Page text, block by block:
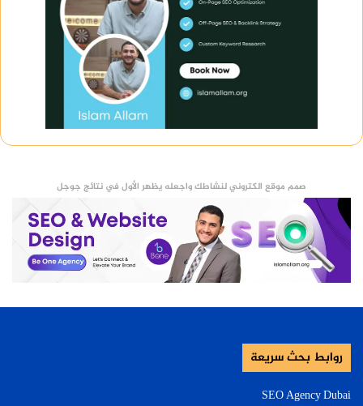
صمم موقع الكتروني لنشاطك واجعله يظهر الأول في نتائج جوجل
روابط بحث سريعة
SEO Agency Dubai